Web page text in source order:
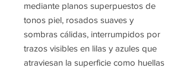
mediante planos superpuestos de
tonos piel, rosados suaves y
sombras cálidas, interrumpidos por
trazos visibles en lilas y azules que
atraviesan la superficie como huellas